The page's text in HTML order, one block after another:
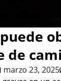
de
marzo 23, 2025